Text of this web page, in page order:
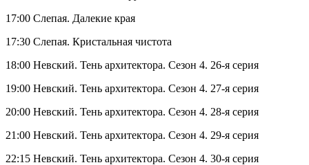
17:00 Слепая. Далекие края
17:30 Слепая. Кристальная чистота
18:00 Невский. Тень архитектора. Сезон 4. 26-я серия
19:00 Невский. Тень архитектора. Сезон 4. 27-я серия
20:00 Невский. Тень архитектора. Сезон 4. 28-я серия
21:00 Невский. Тень архитектора. Сезон 4. 29-я серия
22:15 Невский. Тень архитектора. Сезон 4. 30-я серия